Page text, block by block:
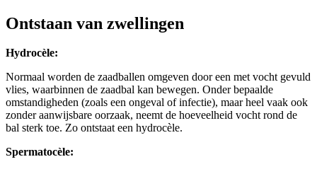
Ontstaan van zwellingen
Hydrocèle:
Normaal worden de zaadballen omgeven door een met vocht gevuld
vlies, waarbinnen de zaadbal kan bewegen. Onder bepaalde
omstandigheden (zoals een ongeval of infectie), maar heel vaak ook
zonder aanwijsbare oorzaak, neemt de hoeveelheid vocht rond de
bal sterk toe. Zo ontstaat een hydrocèle.
Spermatocèle: